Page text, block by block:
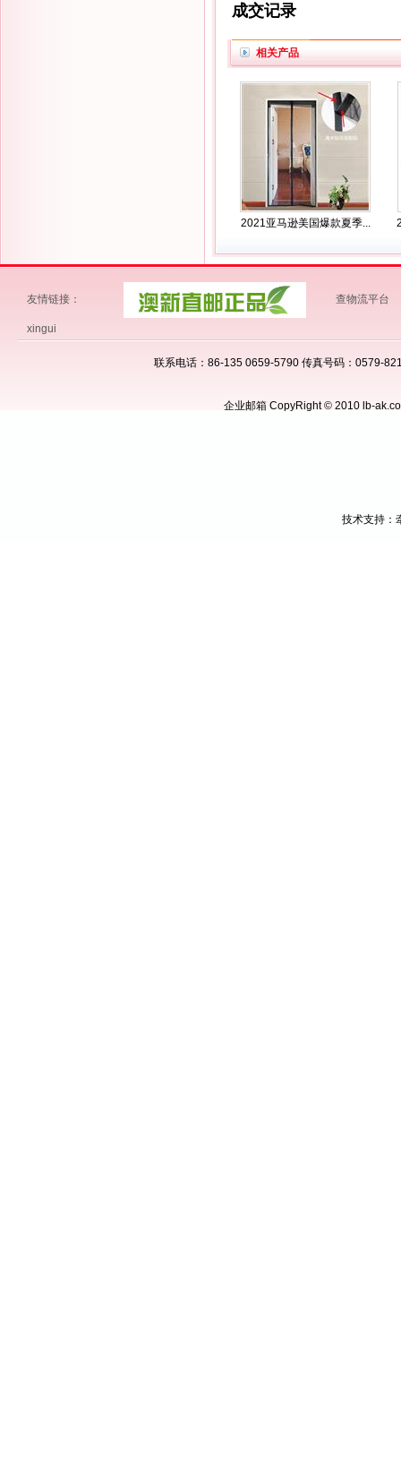
成交记录
相关产品
2021亚马逊美国爆款夏季...
友情链接： 查物流平台
xingui
联系电话：86-135 0659-5790 传真号码：0579-
企业邮箱CopyRight © 2010 lb-
技术支持：